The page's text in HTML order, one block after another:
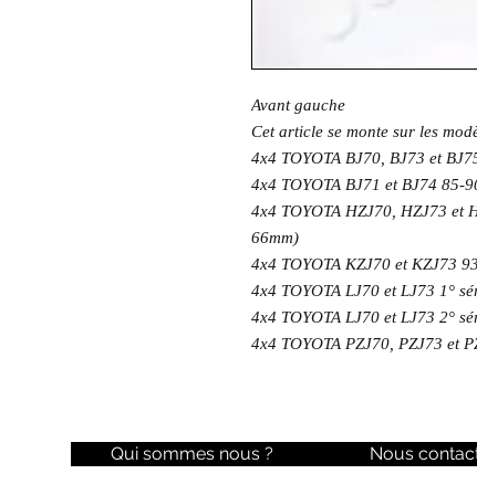
Avant gauche
Cet article se monte sur les
4x4 TOYOTA BJ70, BJ73 et
4x4 TOYOTA BJ71 et BJ74
4x4 TOYOTA HZJ70, HZJ73 et
66mm)
4x4 TOYOTA KZJ70 et KZJ73
4x4 TOYOTA LJ70 et LJ73 1°
4x4 TOYOTA LJ70 et LJ73 2°
4x4 TOYOTA PZJ70, PZJ73 et
Qui sommes nous ?
Nous